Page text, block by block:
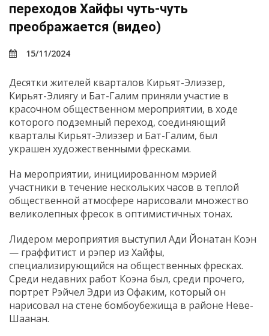
переходов Хайфы чуть-чуть
преображается (видео)
15/11/2024
Десятки жителей кварталов Кирьят-Элиэзер,
Кирьят-Элиягу и Бат-Галим приняли участие в
красочном общественном мероприятии, в ходе
которого подземный переход, соединяющий
кварталы Кирьят-Элиэзер и Бат-Галим, был
украшен художественными фресками.
На мероприятии, инициированном мэрией
участники в течение нескольких часов в теплой
общественной атмосфере нарисовали множество
великолепных фресок в оптимистичных тонах.
Лидером мероприятия выступил Ади Йонатан Коэн
— граффитист и рэпер из Хайфы,
специализирующийся на общественных фресках.
Среди недавних работ Коэна был, среди прочего,
портрет Рэйчел Эдри из Офаким, который он
нарисовал на стене бомбоубежища в районе Неве-
Шаанан.